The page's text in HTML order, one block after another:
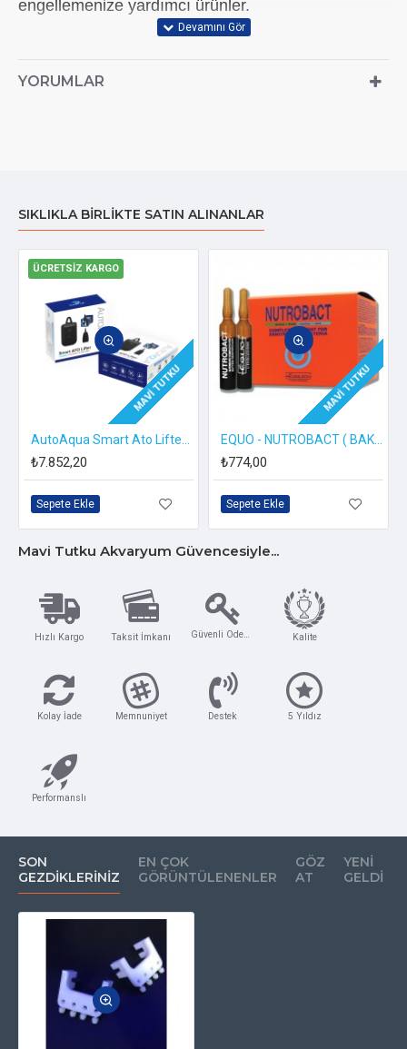
engellemenize yardımcı ürünler.
YORUMLAR
SIKLIKLA BIRLIKTE SATIN ALINANLAR
MAVI TUTKU
ÜCRETSIZ KARGO
AutoAqua Smart Ato Lifter - Sato-272D
₺7.852,20
Sepete Ekle
MAVI TUTKU
EQUO - NUTROBACT ( BAKTERİ YEMİ )
₺774,00
Sepete Ekle
Mavi Tutku Akvaryum Güvencesiyle...
Hızlı Kargo Taksit İmkanı Güvenli Ödeme Kalite
Kolay İade Memnuniyet Destek 5 Yıldız
Performanslı
SON
GEZDIKLERINIZ
EN ÇOK
GÖRÜNTÜLENENLER
GÖZ
AT
YENI
GELDI